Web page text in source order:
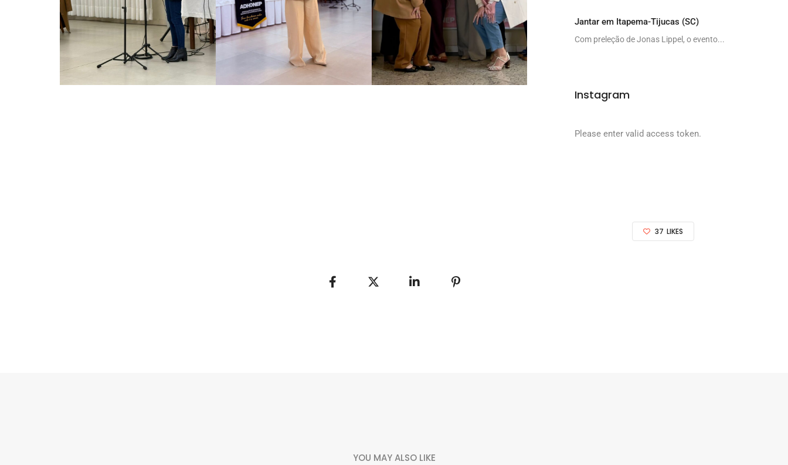
Jantar em Itapema-Tijucas (SC)
Com preleção de Jonas Lippel, o evento...
Instagram
Please enter valid access token.
37 LIKES
YOU MAY ALSO LIKE